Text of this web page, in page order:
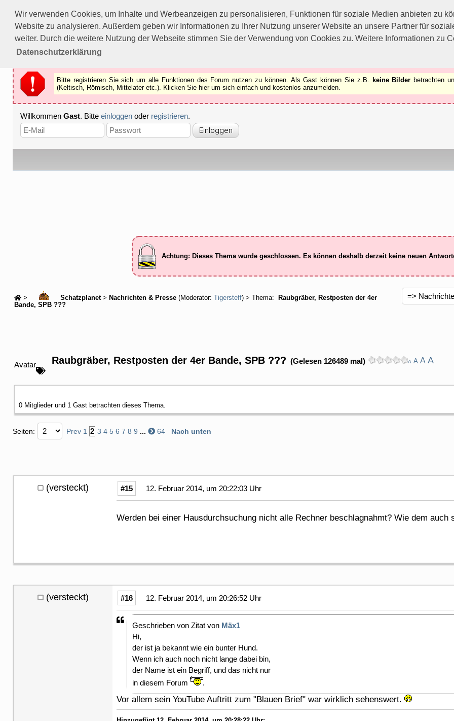
Wir verwenden Cookies, um Inhalte und Werbeanzeigen zu personalisieren, Funktionen für soziale Medien anbieten zu
Website zu analysieren. Außerdem geben wir Informationen zu Ihrer Nutzung unserer Website an unsere Partner für
weiter. Durch die weitere Nutzung der Webseite stimmen Sie der Verwendung von Cookies zu. Weitere Informationen zu
Datenschutzerklärung
Bitte registrieren Sie sich um alle Funktionen des Forums nutzen zu können.
Als Gast können Sie z.B.keine Bilderbetrachten.
Registrieren
Schliessen
Bitte registrieren Sie sich um alle Funktionen des Forum nutzen zu können. Als Gast können Sie z.B. keine Bilder betrachten
(Keltisch, Römisch, Mittelater etc.). Klicken Sie hier um sich einfach und kostenlos anzumelden.
Willkommen Gast. Bitte einloggen oder registrieren.
Achtung: Dieses Thema wurde geschlossen. Es können deshalb derzeit keine neuen
> Schatzplanet> Nachrichten & Presse (Moderator: Tigersteff) > Thema:
Raubgräber, Restposten der 4er
Bande, SPB ???
Avatar Raubgräber, Restposten der 4er Bande, SPB ??? (Gelesen 126489 mal) A A A A
0 Mitglieder und 1 Gast betrachten dieses Thema.
Seiten: Prev 1 2 3 4 5 6 7 8 9 ... 64 Nach unten
(versteckt) #15 12. Februar 2014, um 20:22:03 Uhr
Werden bei einer Hausdurchsuchung nicht alle Rechner beschlagnahmt? Wie dem auch
(versteckt) #16 12. Februar 2014, um 20:26:52 Uhr
Geschrieben von Zitat von Mäx1
Hi,
der ist ja bekannt wie ein bunter Hund.
Wenn ich auch noch nicht lange dabei bin,
der Name ist ein Begriff, und das nicht nur
in diesem Forum
.
Vor allem sein YouTube Auftritt zum "Blauen Brief" war wirklich sehenswert.